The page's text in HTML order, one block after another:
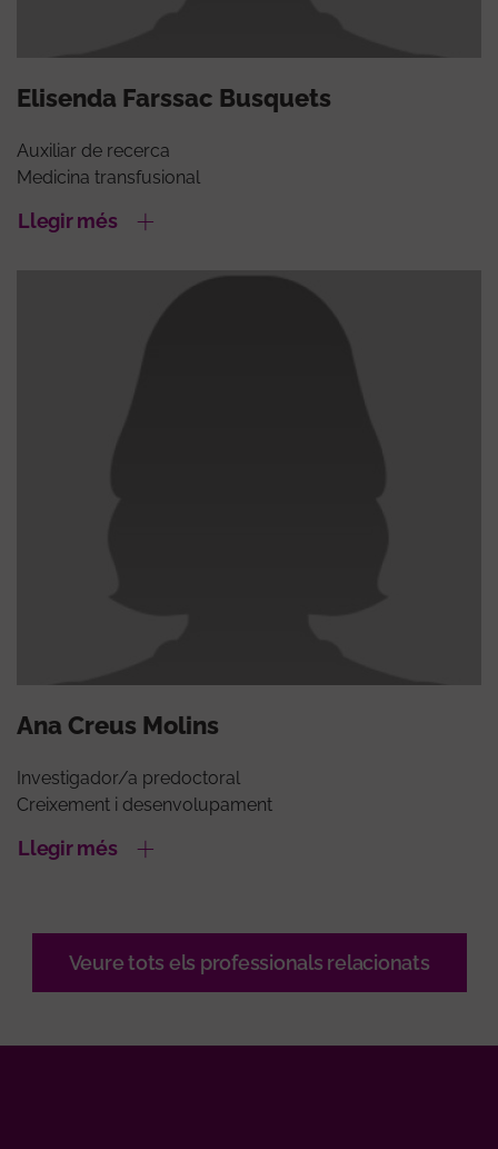
Elisenda Farssac Busquets
Auxiliar de recerca
Medicina transfusional
Llegir més
Ana Creus Molins
Investigador/a predoctoral
Creixement i desenvolupament
Llegir més
Veure tots els professionals relacionats